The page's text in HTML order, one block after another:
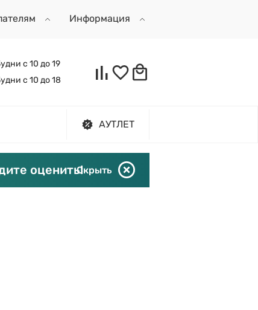
Информация
с 10 до 19
с 10 до 18
АУТЛЕТ
оценить!Скрыть